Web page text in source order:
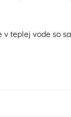
teplej vode so